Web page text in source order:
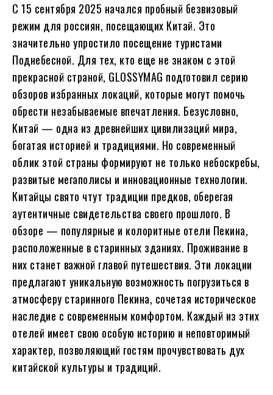
С 15 сентября 2025 начался пробный безвизовый
режим для россиян, посещающих Китай. Это
значительно упростило посещение туристами
Поднебесной. Для тех, кто еще не знаком с этой
прекрасной страной, GLOSSYMAG подготовил серию
обзоров избранных локаций, которые могут помочь
обрести незабываемые впечатления. Безусловно,
Китай — одна из древнейших цивилизаций мира,
богатая историей и традициями. Но современный
облик этой страны формируют не только небоскребы,
развитые мегаполисы и инновационные технологии.
Китайцы свято чтут традиции предков, оберегая
аутентичные свидетельства своего прошлого. В
обзоре — популярные и колоритные отели Пекина,
расположенные в старинных зданиях. Проживание в
них станет важной главой путешествия. Эти локации
предлагают уникальную возможность погрузиться в
атмосферу старинного Пекина, сочетая историческое
наследие с современным комфортом. Каждый из этих
отелей имеет свою особую историю и неповторимый
характер, позволяющий гостям прочувствовать дух
китайской культуры и традиций.